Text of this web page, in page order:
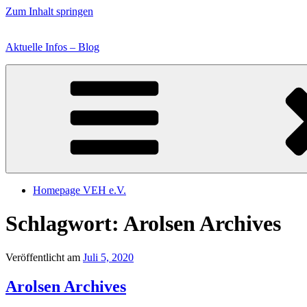
Zum Inhalt springen
Aktuelle Infos – Blog
Homepage VEH e.V.
Schlagwort: Arolsen Archives
Veröffentlicht am Juli 5, 2020
Arolsen Archives